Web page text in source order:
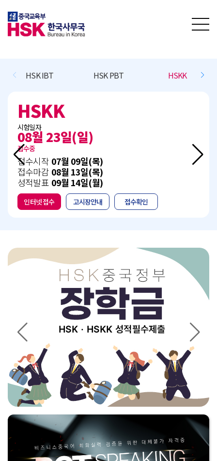
HSK IBT HSK PBT HSKK
HSKK
시험일자
08월 23일(일)
접수중
접수시작 07월 09일(목)
접수마감 08월 13일(목)
성적발표 09월 14일(월)
인터넷 접수 고시장안내 접수확인